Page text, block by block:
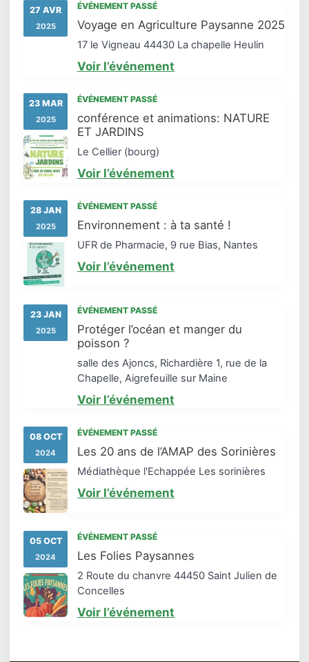
27 AVR
2025
ÉVÉNEMENT PASSÉ
Voyage en Agriculture Paysanne 2025
17 le Vigneau 44430 La chapelle Heulin
Voir l’événement
23 MAR
2025
ÉVÉNEMENT PASSÉ
conférence et animations: NATURE
ET JARDINS
Le Cellier (bourg)
Voir l’événement
28 JAN
2025
ÉVÉNEMENT PASSÉ
Environnement : à ta santé !
UFR de Pharmacie, 9 rue Bias, Nantes
Voir l’événement
23 JAN
2025
ÉVÉNEMENT PASSÉ
Protéger l’océan et manger du
poisson ?
salle des Ajoncs, Richardière 1, rue de la
Chapelle, Aigrefeuille sur Maine
Voir l’événement
08 OCT
2024
ÉVÉNEMENT PASSÉ
Les 20 ans de l’AMAP des Sorinières
Médiathèque l'Echappée Les sorinières
Voir l’événement
05 OCT
2024
ÉVÉNEMENT PASSÉ
Les Folies Paysannes
2 Route du chanvre 44450 Saint Julien de
Concelles
Voir l’événement